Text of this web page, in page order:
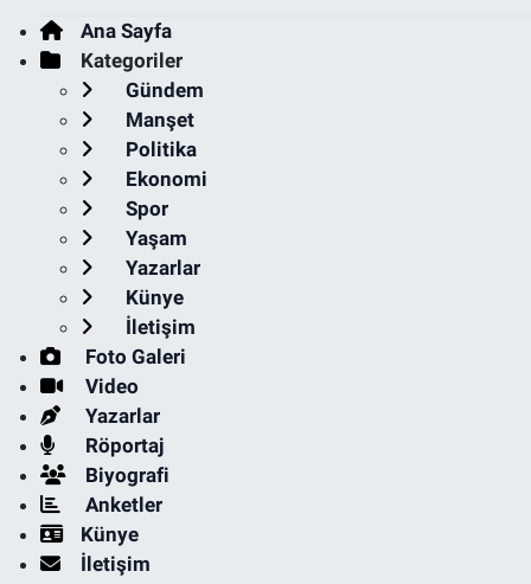
Ana Sayfa
Kategoriler
Gündem
Manşet
Politika
Ekonomi
Spor
Yaşam
Yazarlar
Künye
İletişim
Foto Galeri
Video
Yazarlar
Röportaj
Biyografi
Anketler
Künye
İletişim